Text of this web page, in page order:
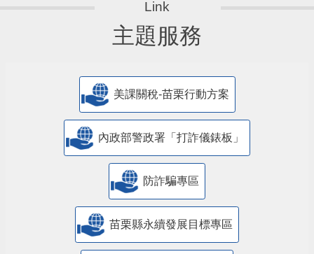
主題服務
美課關稅-苗栗行動方案
內政部警政署「打詐儀錶板」
防詐騙專區
苗栗縣永續發展目標專區